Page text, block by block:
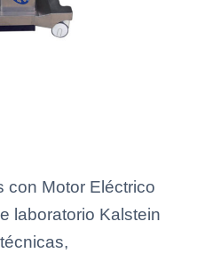
con Motor Eléctrico
laboratorio Kalstein